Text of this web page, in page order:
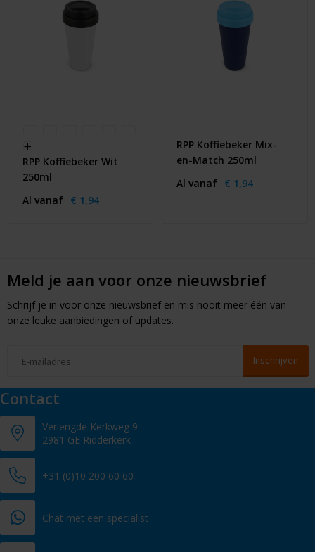
RPP Koffiebeker Wit
250ml
Al vanaf € 1,94
RPP Koffiebeker Mix-
en-Match 250ml
Al vanaf € 1,94
Meld je aan voor onze nieuwsbrief
Schrijf je in voor onze nieuwsbrief en mis nooit meer één van
onze leuke aanbiedingen of updates.
Contact
Verlengde Kerkweg 9
2981 GE Ridderkerk
+31 (0)10 200 60 60
Chat met een specialist